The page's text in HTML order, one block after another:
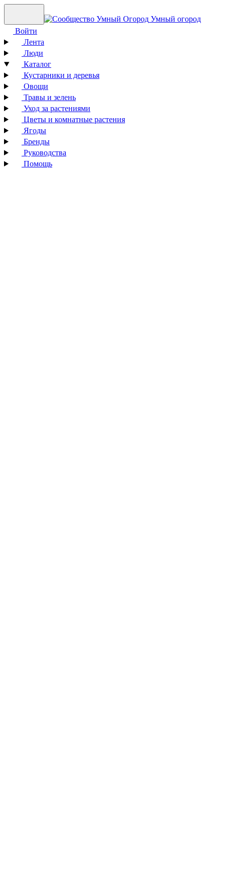
Умный огород
Войти
Лента
Люди
Каталог
Кустарники и деревья
Овощи
Травы и зелень
Уход за растениями
Цветы и комнатные растения
Ягоды
Бренды
Руководства
Помощь